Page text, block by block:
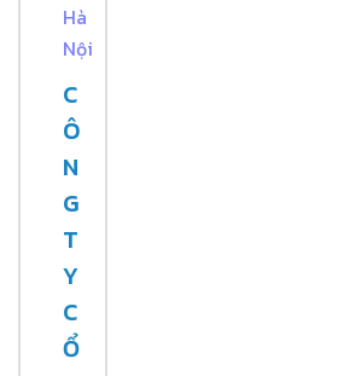
Hà
Nội
C
Ô
N
G
T
Y
C
Ổ